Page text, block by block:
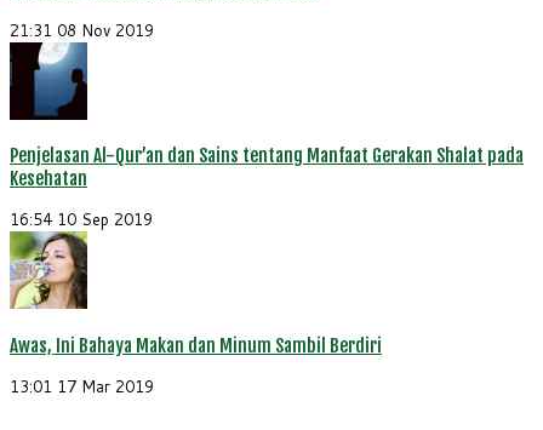
21:31 08 Nov 2019
Penjelasan Al-Qur’an dan Sains tentang Manfaat Gerakan Shalat pada
Kesehatan
16:54 10 Sep 2019
Awas, Ini Bahaya Makan dan Minum Sambil Berdiri
13:01 17 Mar 2019